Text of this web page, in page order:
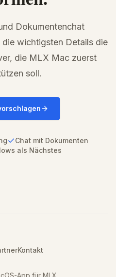
Dokumentenchat
wichtigsten Details die
die MLX Mac zuerst
soll.
Chat mit Dokumenten
als Nächstes
Kontakt
App für MLX.